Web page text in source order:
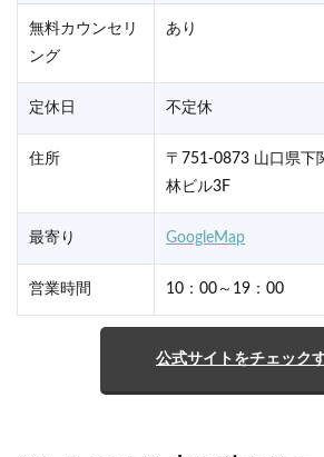
無料カウンセリ
ング
あり
定休日 不定休
住所
〒751-0873 山口県下
林ビル3F
最寄り GoogleMap
営業時間 10：00～19：00
公式サイトをチェック